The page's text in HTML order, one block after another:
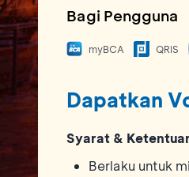
Bagi Pengguna
myBCA QRIS
Dapatkan
Syarat &
Berlaku untuk